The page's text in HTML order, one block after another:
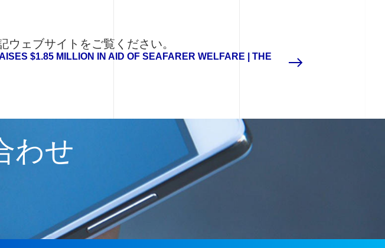
ウェブサイトをご覧ください。
$1.85 MILLION IN AID OF SEAFARER WELFARE | THE
わせ